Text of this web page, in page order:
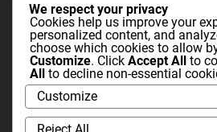
A honlap tulajdonosa fenntart
részének bármilyen módszerrel,
másolásával és terjesztésével
A honlapon található információk
részei nem publikálhatók és nem
szatmarcsekeitemeto.hu
We respect your privacy
Cookies help us improve your
personalized content, and
choose which cookies to allow
Customize. Click Accept All to
All to decline non-essential
Customize